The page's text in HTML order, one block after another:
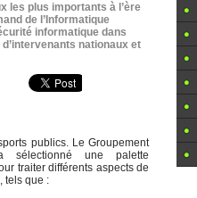
les plus importants à l’ère
de l’Informatique
informatique dans
nationaux et
publics. Le Groupement
sélectionné une palette
traiter différents aspects de
tels que :